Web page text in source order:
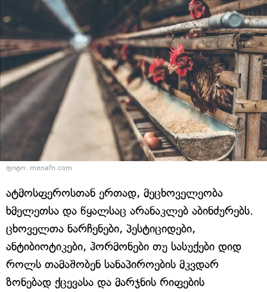
ფოტო: menafn.com
ატმოსფეროსთან ერთად, მეცხოველეობა
ხმელეთსა და წყალსაც არანაკლებ აბინძურებს.
ცხოველთა ნარჩენები, პესტიციდები,
ანტიბიოტიკები, ჰორმონები თუ სასუქები დიდ
როლს თამაშობენ სანაპიროების მკვდარ
ზონებად ქცევასა და მარჯნის რიფების